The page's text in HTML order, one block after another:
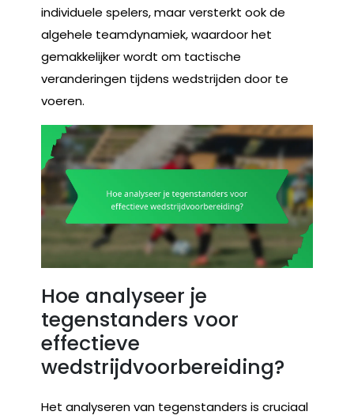
individuele spelers, maar versterkt ook de
algehele teamdynamiek, waardoor het
gemakkelijker wordt om tactische
veranderingen tijdens wedstrijden door te
voeren.
Hoe analyseer je
tegenstanders voor
effectieve
wedstrijdvoorbereiding?
Het analyseren van tegenstanders is cruciaal